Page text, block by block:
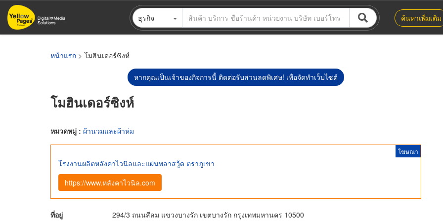
ข้าม
ไป
ธุรกิจ ค้นหาเพิ่มเติม
หน้าแรก > โมฮินเดอร์ซิงห์
หากคุณเป็นเจ้าของกิจการนี้ ติดต่อรับส่วนลดพิเศษ! เพื่อจัดทำเว็บไซต์
โมฮินเดอร์ซิงห์
หมวดหมู่ : ผ้านวมและผ้าห่ม
โฆษณา
โรงงานผลิตหลังคาไวนิลและแผ่นพลาสวู้ด ตราภูเขา
https://www.หลังคาไวนิล.com
ที่อยู่ 294/3 ถนนสีลม แขวงบางรัก เขตบางรัก กรุงเทพมหานคร 10500